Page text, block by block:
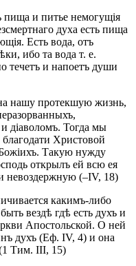
пища и питье немогущія
духа есть пища
Есть вода, отъ
ибо та вода т. е.
течетъ и напоетъ души
нашу протекшую жизнь,
діаволомъ. Тогда мы
Христовой
Такую нужду
открылъ ей всю ея
невоздержную (–IV, 18)
какимъ-либо
вездѣ гдѣ есть духъ и
Апостольской. О ней
духъ (Еф. IV, 4) и она
(1 Тим. III, 15)